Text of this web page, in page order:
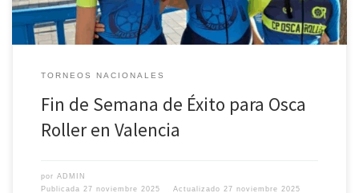
TORNEOS NACIONALES
Fin de Semana de Éxito para Osca
Roller en Valencia
por ADMIN
Publicada 27 noviembre 2025 Actualizado 27 noviembre 2025